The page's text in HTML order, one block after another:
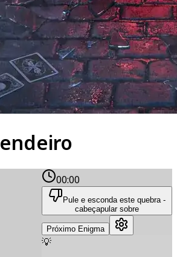
00:00
Pule e esconda este quebra -
cabeçapular sobre
Próximo Enigma
💡